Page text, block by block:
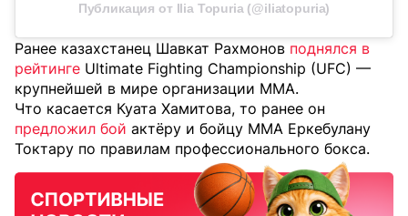
Публикация от Ilia Topuria (@iliatopuria)
Ранее казахстанец Шавкат Рахмонов поднялся в
рейтинге Ultimate Fighting Championship (UFC) —
крупнейшей в мире организации MMA.
Что касается Куата Хамитова, то ранее он
предложил бой актёру и бойцу MMA Еркебулану
Токтару по правилам профессионального бокса.